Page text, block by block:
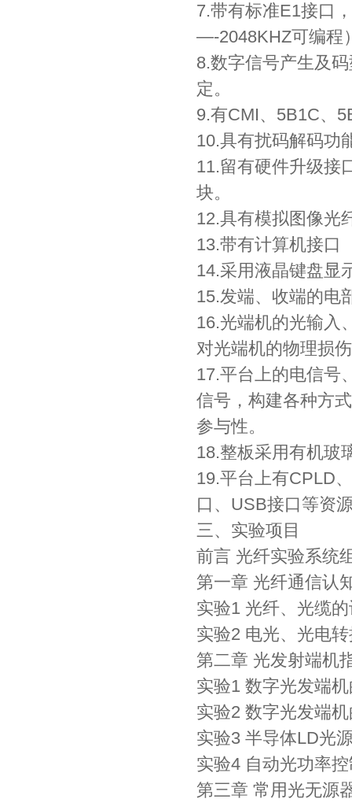
7.带有标准E1接口
—-2048KHZ可编程
8.数字信号产生及
定。
9.有CMI、5B1C、
10.具有扰码解码功
11.留有硬件升级接
块。
12.具有模拟图像光
13.带有计算机接口
14.采用液晶键盘显
15.发端、收端的电
16.光端机的光输入
对光端机的物理损
17.平台上的电信号
信号，构建各种方
参与性。
18.整板采用有机玻
19.平台上有CPLD
口、USB接口等资
三、实验项目
前言 光纤实验系统
第一章 光纤通信认
实验1 光纤、光缆
实验2 电光、光电
第二章 光发射端机
实验1 数字光发端
实验2 数字光发端
实验3 半导体LD光
实验4 自动光功率
第三章 常用光无源